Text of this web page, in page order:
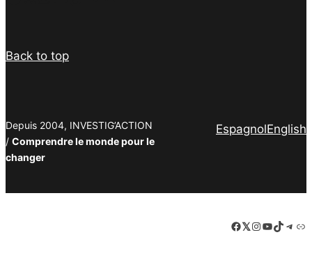
Back to top
Depuis 2004, INVESTIG’ACTION
/ Comprendre le monde pour le
changer
EspagnolEnglish
Facebook
LinkedIn
Instagram
YouTube
TikTok